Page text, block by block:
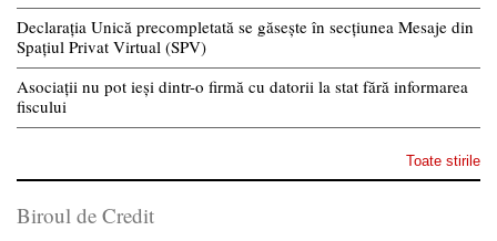
Declarația Unică precompletată se găsește în secțiunea Mesaje din
Spațiul Privat Virtual (SPV)
Asociații nu pot ieși dintr-o firmă cu datorii la stat fără informarea
fiscului
Toate stirile
Biroul de Credit